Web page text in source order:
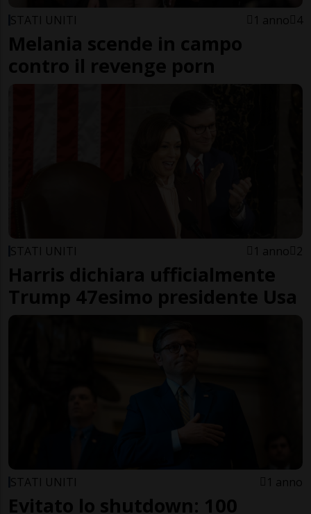
STATI UNITI 1 anno 4
Melania scende in campo
contro il revenge porn
STATI UNITI 1 anno 2
Harris dichiara ufficialmente
Trump 47esimo presidente Usa
STATI UNITI 1 anno
Evitato lo shutdown: 100